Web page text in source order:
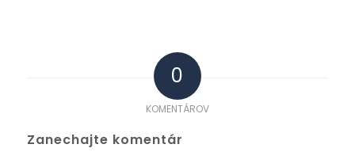
0
KOMENTÁROV
Zanechajte komentár